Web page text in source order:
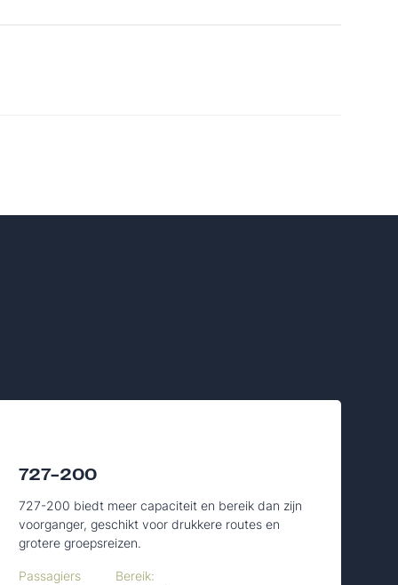
727-200
727-200 biedt meer capaciteit en bereik dan zijn
voorganger, geschikt voor drukkere routes en
grotere groepsreizen.
Passagiers
Bereik: